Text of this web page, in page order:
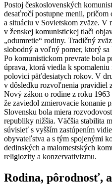
Postoj československých
desaťročí postupne menil, pričom
a situáciu v Sovietskom zväze. V
v ženskej komunistickej tlači
„odumretie“ rodiny. Tradičný
slobodný a voľný pomer, ktorý
Po komunistickom prevrate bola
úprava, ktorá viedla k
polovici päťdesiatych rokov. V
v dôsledku rozvoľnenia pravidiel
Nový zákon o rodine z roku
že zaviedol zmierovacie konanie
Slovensku bola miera
republiky nižšia. Väčšia stabilita
súvisieť s vyšším zastúpením
obyvateľstva a s tým spojenými
dedinských a malomestských
religiozity a konzervativizmu.
Rodina, pôrodnosť,